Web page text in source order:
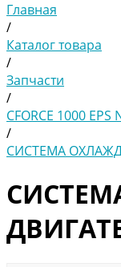
Главная
/
Каталог товара
/
Запчасти
/
CFORCE 1000 EPS
/
СИСТЕМА